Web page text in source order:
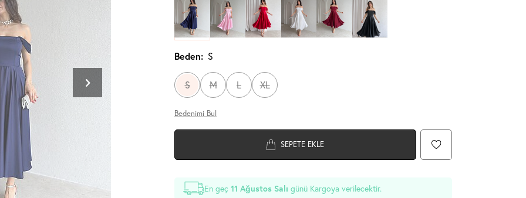
Beden: S
S M L XL
Bedenimi Bul
SEPETE EKLE
En geç11 Ağustos Salı günü Kargoya verilecektir.